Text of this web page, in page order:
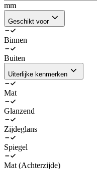
mm
Geschikt voor
Binnen
Buiten
Uiterlijke kenmerken
Mat
Glanzend
Zijdeglans
Spiegel
Mat (Achterzijde)